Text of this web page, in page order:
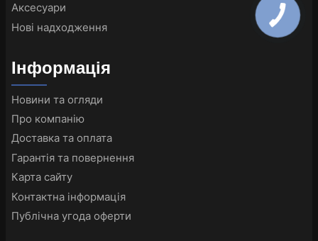
Аксесуари
Нові надходження
Інформація
Новини та огляди
Про компанію
Доставка та оплата
Гарантія та повернення
Карта сайту
Контактна інформація
Публічна угода оферти